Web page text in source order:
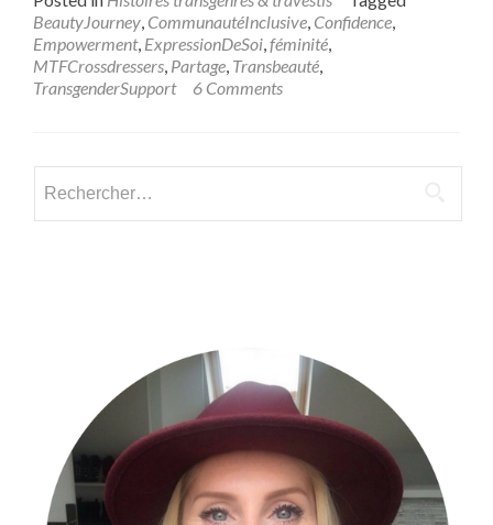
about
Échange
Inspirant
sur
Transbeauté
Vos
BeautyJourney, CommunautéInclusive, Confidence,
Empowerment, ExpressionDeSoi,féminité,
MTFCrossdressers, Partage, Transbeauté,
TransgenderSupport
6 Comments